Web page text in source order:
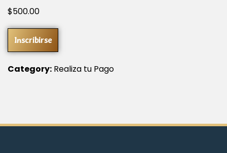
$500.00
Inscribirse
Category: Realiza tu Pago